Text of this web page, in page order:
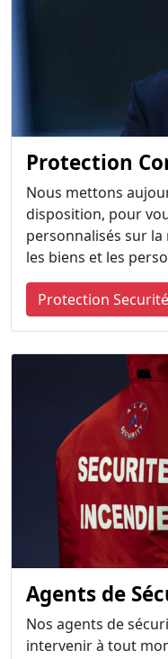
Protection
Nous mettons
disposition, pour
personnalisés sur
les biens et les
Protection Securité
Agents de
Nos agents de
intervenir à tout